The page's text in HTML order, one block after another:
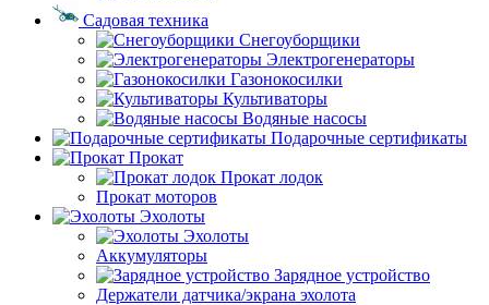
Садовая техника
Снегоуборщики
Электрогенераторы
Газонокосилки
Культиваторы
Водяные насосы
Подарочные сертификаты
Прокат
Прокат лодок
Прокат моторов
Эхолоты
Эхолоты
Аккумуляторы
Зарядное устройство
Держатели датчика/экрана эхолота